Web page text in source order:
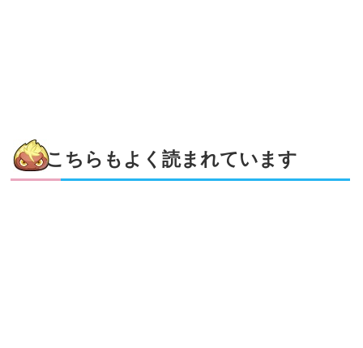
こちらもよく読まれています